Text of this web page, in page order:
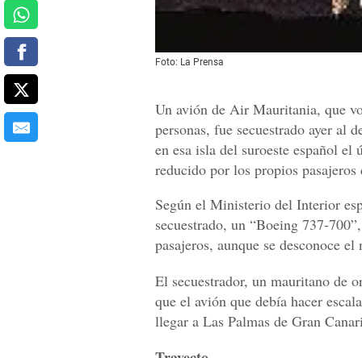
Foto: La Prensa
Un avión de Air Mauritania, que
personas, fue secuestrado ayer al
en esa isla del suroeste español
reducido por los propios pasajeros
Según el Ministerio del Interior
secuestrado, un “Boeing 737-
pasajeros, aunque se desconoce
El secuestrador, un mauritano de
que el avión que debía hacer
llegar a Las Palmas de Gran